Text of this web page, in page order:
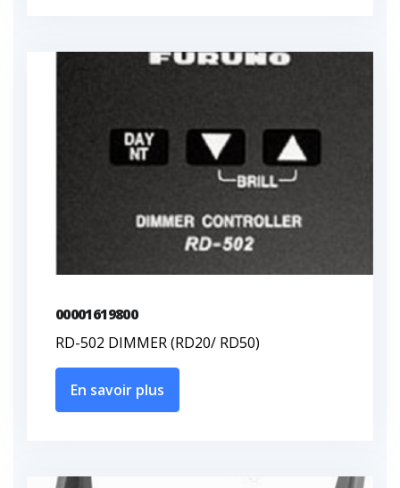
00001619800
RD-502 DIMMER (RD20/ RD50)
En savoir plus